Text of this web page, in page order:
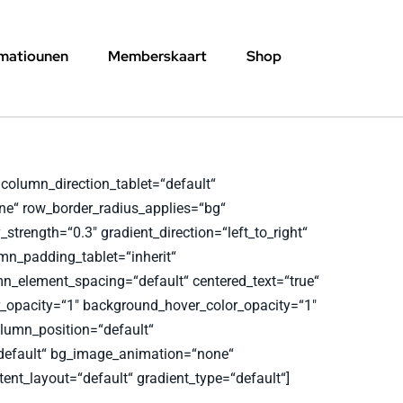
Memberskaart Shop
row_border_radius_applies=“bg“
gradient_direction=“left_to_right“
centered_text=“true“
background_hover_color_opacity=“1″
bg_image_animation=“none“
gradient_type=“default“]